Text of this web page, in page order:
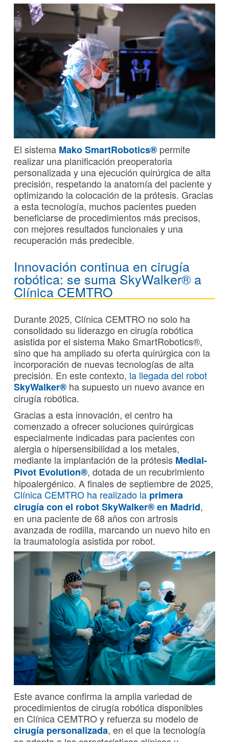
El sistema Mako SmartRobotics® permite
realizar una planificación preoperatoria
personalizada y una ejecución quirúrgica de alta
precisión, respetando la anatomía del paciente y
optimizando la colocación de la prótesis. Gracias
a esta tecnología, muchos pacientes pueden
beneficiarse de procedimientos más precisos,
con mejores resultados funcionales y una
recuperación más predecible.
Innovación continua en cirugía
robótica: se suma SkyWalker® a
Clínica CEMTRO
Durante 2025, Clínica CEMTRO no solo ha
consolidado su liderazgo en cirugía robótica
asistida por el sistema Mako SmartRobotics®,
sino que ha ampliado su oferta quirúrgica con la
incorporación de nuevas tecnologías de alta
precisión. En este contexto, la llegada del robot
SkyWalker® ha supuesto un nuevo avance en
cirugía robótica.
Gracias a esta innovación, el centro ha
comenzado a ofrecer soluciones quirúrgicas
especialmente indicadas para pacientes con
alergia o hipersensibilidad a los metales,
mediante la implantación de la prótesis Medial-
Pivot Evolution®, dotada de un recubrimiento
hipoalergénico. A finales de septiembre de 2025,
Clínica CEMTRO ha realizado la primera
cirugía con el robot SkyWalker® en Madrid,
en una paciente de 68 años con artrosis
avanzada de rodilla, marcando un nuevo hito en
la traumatología asistida por robot.
Este avance confirma la amplia variedad de
procedimientos de cirugía robótica disponibles
en Clínica CEMTRO y refuerza su modelo de
cirugía personalizada, en el que la tecnología